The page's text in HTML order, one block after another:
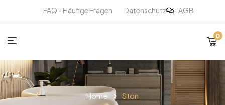
FAQ - Häufige Fragen Datenschutz AGB
0
Home Ston